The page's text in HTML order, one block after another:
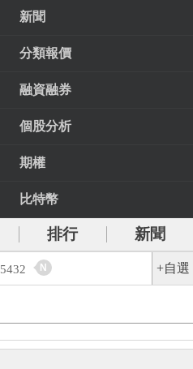
新聞
分類報價
融資融券
個股分析
期權
比特幣
排行
新聞
5432 N +自選